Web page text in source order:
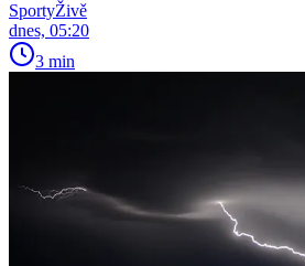
SportyŽivě
dnes, 05:20
3 min